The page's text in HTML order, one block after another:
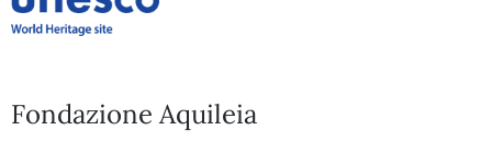
Fondazione Aquileia